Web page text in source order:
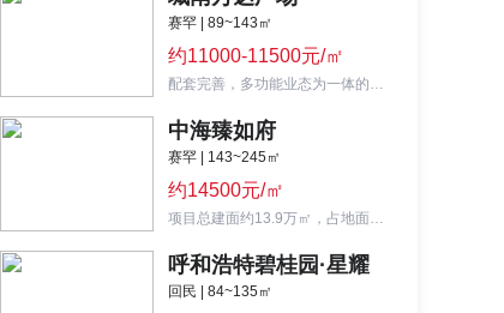
赛罕 | 89~143㎡
约11000-11500元/㎡
配套完善，多功能业态为一体的22万平商业综合体。
中海臻如府
赛罕 | 143~245㎡
约14500元/㎡
项目总建面约13.9万㎡，占地面积约5.6万㎡，由9幢楼组成，总户数578户。
呼和浩特碧桂园·星耀
回民 | 84~135㎡